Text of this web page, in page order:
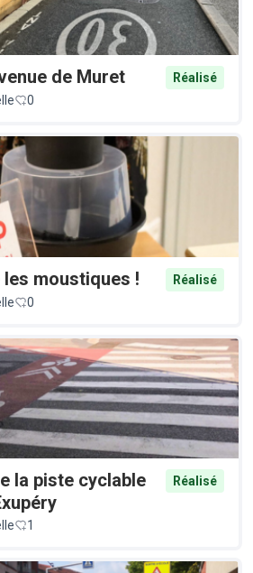
de Muret
Réalisé
0
moustiques !
Réalisé
0
la piste cyclable
Réalisé
1